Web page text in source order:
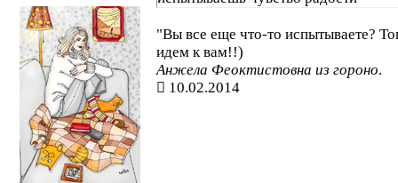
"Вы все еще что-то испытываете?
идем к вам!!)
Анжела Феоктистовна из гороно.
10.02.2014